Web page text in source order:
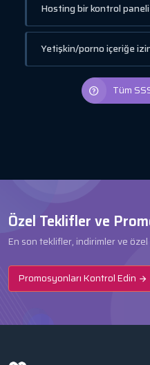
Hosting bir kontrol
Yetişkin/porno içeriğe
Tüm
Özel Teklifler ve
En son teklifler, indirimler ve
Promosyonları Kontrol Edin